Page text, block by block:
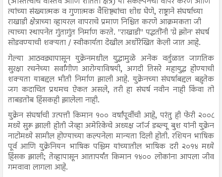
त्यांच्या संख्यात्मक व गुणात्मक वैशिष्ट्यांचा शोध घेणे, राष्ट्राने संघर्षाच्या
राखाडी क्षेत्राच्या व्हायरल वापराचे प्रमाण निश्चित करणे आक्रमकता जी
त्याच्या स्थापनेत गुंतागुंत निर्माण करते. "राखाडी" पद्धतींनी 'ग्रे झोन' संघर्ष
सोडवण्याची शक्यता / स्वीकार्यता देखील अधोरेखित केली जात आहे.
गेल्या आठवड्यापासून युक्रेनमधील युद्धामुळे अनेक वर्तुळात जागतिक
सुरक्षा रचनेच्या सर्वांगीण आरोग्याविषयी, अगदी तिसरे महायुद्ध होण्याची
शक्यता याबद्दल भीती निर्माण झाली आहे. युक्रेनच्या संघर्षाबद्दल बहुतेक
जग कदाचित प्रथमच ऐकत असले, तरी हा संघर्ष नवीन नाही किंवा तो
ताबडतोब हिंसकही झालेला नाही.
युक्रेन संघर्षाची उत्पत्ती किमान १०० वर्षांपूर्वीची आहे, परंतु ही फेरी २००८
मध्ये सुरू झाली होती जेव्हा अमेरिकेचे अध्यक्ष जॉर्ज डब्ल्यू बुश यांनी युक्रेन
नाटोमध्ये सामील होण्याच्या कल्पनेला मान्यता दिली होती. रशियन भाषिक
पूर्व आणि युक्रेनियन भाषिक पश्चिम यांच्यातील भाषिक दरी २०१४ मध्ये
हिंसक झाली; तेव्हापासून आतापर्यंत किमान १४०० लोकांना आपला जीव
गमवावा लागला आहे.